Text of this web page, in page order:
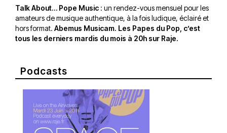
Talk About… Pope Music : un rendez-vous mensuel pour les
amateurs de musique authentique, à la fois ludique, éclairé et
hors format. Abemus Musicam. Les Papes du Pop, c’est
tous les derniers mardis du mois à 20h sur Raje.
Podcasts